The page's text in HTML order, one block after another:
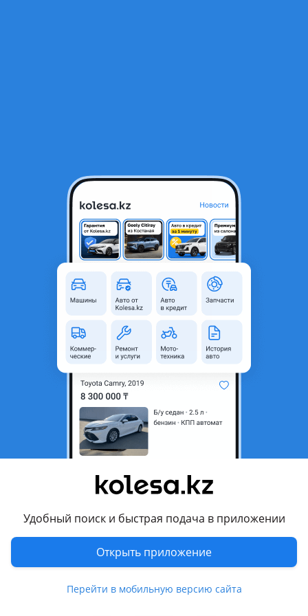
Удобный поиск и быстрая подача в приложении
Открыть приложение
Перейти в мобильную версию сайта
Х25ХЕ двигатель двс мотор
Караганда, Карагандинская
область
Б/y
Оригинальность
Оригинал
Комментарий продавца
Х25ХЕ двигатель двс мотор цена окончательная 10 дней на
проверку
Отзывы владельцев 110 отзывов